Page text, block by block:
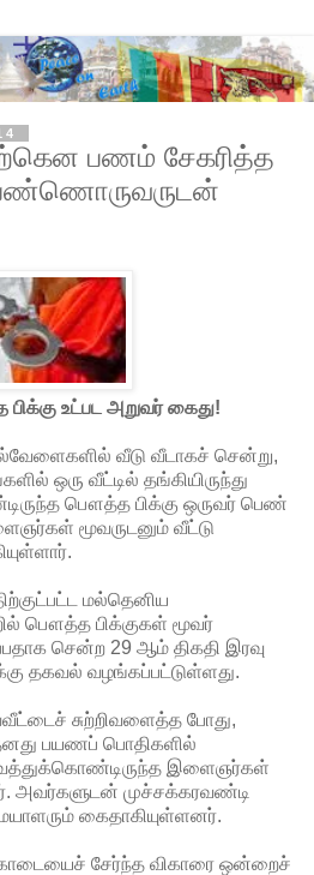
பணம் சேகரித்த
உட்பட அறுவர் கைது!
வீடு வீடாகச் சென்று,
ஒரு வீட்டில் தங்கியிருந்து
பௌத்த பிக்கு ஒருவர் பெண்
மூவருடனும் வீட்டு
மல்தெனிய
பௌத்த பிக்குகள் மூவர்
சென்ற 29 ஆம் திகதி இரவு
தகவல் வழங்கப்பட்டுள்ளது.
சுற்றிவளைத்த போது,
பயணப் பொதிகளில்
இளைஞர்கள்
அவர்களுடன் முச்சக்கரவண்டி
கைதாகியுள்ளனர்.
சேர்ந்த விகாரை ஒன்றைச்